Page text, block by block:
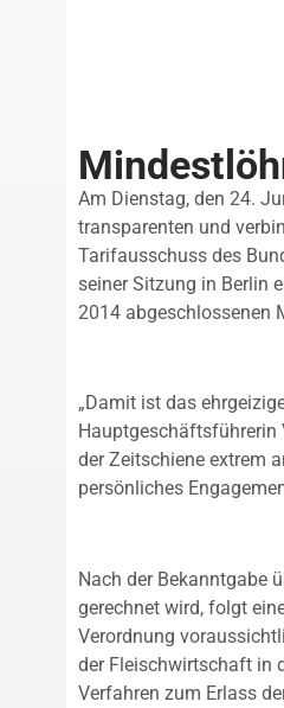
Am Dienstag, den 24.
transparenten und
Tarifausschuss des
seiner Sitzung in Berlin
2014 abgeschlossenen
„Damit ist das
Hauptgeschäftsführerin
der Zeitschiene extrem
persönliches
Nach der Bekanntgabe
gerechnet wird, folgt
Verordnung
der Fleischwirtschaft in
Verfahren zum Erlass